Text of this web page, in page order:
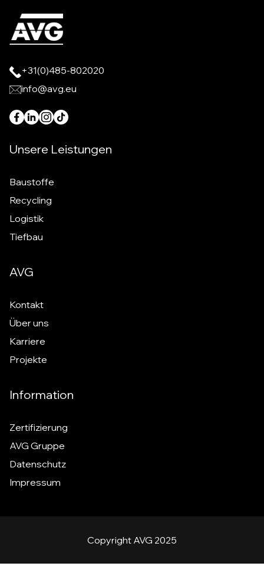
+31(0)485-802020
info@avg.eu
Unsere Leistungen
Baustoffe
Recycling
Logistik
Tiefbau
AVG
Kontakt
Über uns
Karriere
Projekte
Information
Zertifizierung
AVG Gruppe
Datenschutz
Impressum
Copyright AVG 2025